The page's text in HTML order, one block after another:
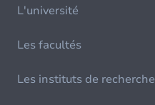
L'université
Les facultés
Les instituts de recherche